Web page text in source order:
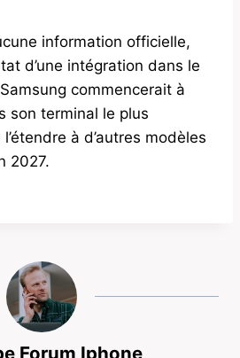
information officielle,
d’une intégration dans le
commencerait à
son terminal le plus
à d’autres modèles
2027.
Forum Iphone